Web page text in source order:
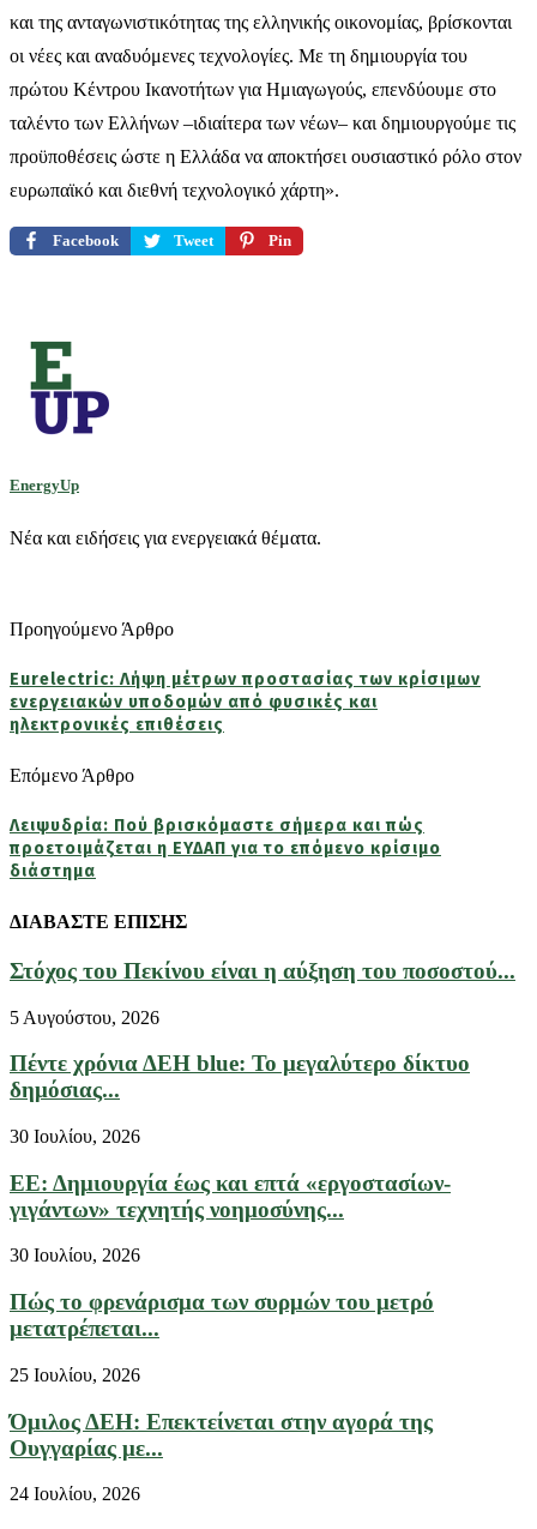
και της ανταγωνιστικότητας της ελληνικής οικονομίας, βρίσκονται
οι νέες και αναδυόμενες τεχνολογίες. Με τη δημιουργία του
πρώτου Κέντρου Ικανοτήτων για Ημιαγωγούς, επενδύουμε στο
ταλέντο των Ελλήνων –ιδιαίτερα των νέων– και δημιουργούμε τις
προϋποθέσεις ώστε η Ελλάδα να αποκτήσει ουσιαστικό ρόλο στον
ευρωπαϊκό και διεθνή τεχνολογικό χάρτη».
Facebook Tweet Pin
EnergyUp
Νέα και ειδήσεις για ενεργειακά θέματα.
Προηγούμενο Άρθρο
Eurelectric: Λήψη μέτρων προστασίας των κρίσιμων
ενεργειακών υποδομών από φυσικές και
ηλεκτρονικές επιθέσεις
Επόμενο Άρθρο
Λειψυδρία: Πού βρισκόμαστε σήμερα και πώς
προετοιμάζεται η ΕΥΔΑΠ για το επόμενο κρίσιμο
διάστημα
ΔΙΑΒΑΣΤΕ ΕΠΙΣΗΣ
Στόχος του Πεκίνου είναι η αύξηση του ποσοστού...
5 Αυγούστου, 2026
Πέντε χρόνια ΔΕΗ blue: Το μεγαλύτερο δίκτυο
δημόσιας...
30 Ιουλίου, 2026
ΕΕ: Δημιουργία έως και επτά «εργοστασίων-
γιγάντων» τεχνητής νοημοσύνης...
30 Ιουλίου, 2026
Πώς το φρενάρισμα των συρμών του μετρό
μετατρέπεται...
25 Ιουλίου, 2026
Όμιλος ΔΕΗ: Επεκτείνεται στην αγορά της
Ουγγαρίας με...
24 Ιουλίου, 2026